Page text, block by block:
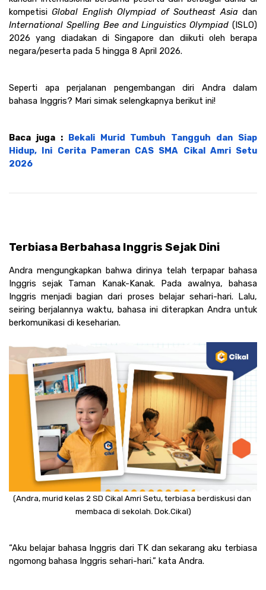
kompetisi Global English Olympiad of Southeast Asia
International Spelling Bee and Linguistics Olympiad (ISLO)
2026 yang diadakan di Singapore dan diikuti oleh berapa
negara/peserta pada 5 hingga 8 April 2026.
Seperti apa perjalanan pengembangan diri Andra dalam
bahasa Inggris? Mari simak selengkapnya berikut ini!
Baca juga : Bekali Murid Tumbuh Tangguh dan Siap
Hidup, Ini Cerita Pameran CAS SMA Cikal Amri Setu
2026
Terbiasa Berbahasa Inggris Sejak Dini
Andra mengungkapkan bahwa dirinya telah terpapar bahasa
Inggris sejak Taman Kanak-Kanak. Pada awalnya, bahasa
Inggris menjadi bagian dari proses belajar sehari-hari. Lalu,
seiring berjalannya waktu, bahasa ini diterapkan Andra untuk
berkomunikasi di keseharian.
(Andra, murid kelas 2 SD Cikal Amri Setu, terbiasa berdiskusi dan
membaca di sekolah. Dok.Cikal)
“Aku belajar bahasa Inggris dari TK dan sekarang aku terbiasa
ngomong bahasa Inggris sehari-hari.” kata Andra.